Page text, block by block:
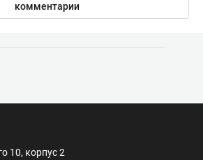
комментарии
10, корпус 2